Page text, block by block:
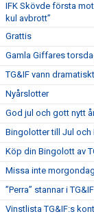
IFK Skövde första
kul avbrott”
Grattis
Gamla Giffares
TG&IF vann
Nyårslotter
God jul och gott nytt
Bingolotter till Jul och
Köp din Bingolott av
Missa inte
”Perra” stannar i TG&IF
Vinstlista TG&IF:s